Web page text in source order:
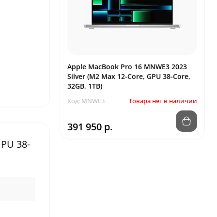
38-
Apple MacBook Pro 16 MNWE3 2023
Silver (M2 Max 12-Core, GPU 38-Core,
32GB, 1TB)
Код: MNWE3 Товара нет в наличии
391 950 р.